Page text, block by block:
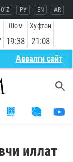
O`Z РУ EN AR
Шом
19:38
Хуфтон
21:08
Aввалги сайт
иллат